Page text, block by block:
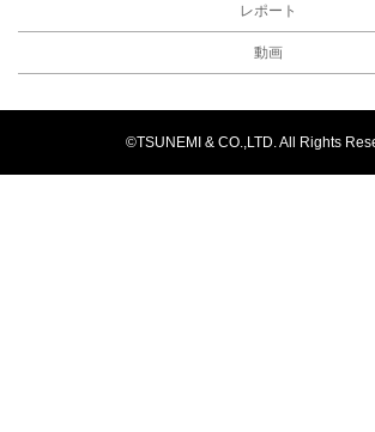
レポート
動画
©TSUNEMI & CO.,LTD. All Rights